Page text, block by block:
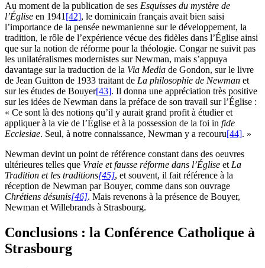
Au moment de la publication de ses Esquisses du mystère de
l’Église en 1941[42], le dominicain français avait bien saisi
l’importance de la pensée newmanienne sur le développement, la
tradition, le rôle de l’expérience vécue des fidèles dans l’Église ainsi
que sur la notion de réforme pour la théologie. Congar ne suivit pas
les unilatéralismes modernistes sur Newman, mais s’appuya
davantage sur la traduction de la Via Media de Gondon, sur le livre
de Jean Guitton de 1933 traitant de La philosophie de Newman et
sur les études de Bouyer[43]. Il donna une appréciation très positive
sur les idées de Newman dans la préface de son travail sur l’Église :
« Ce sont là des notions qu’il y aurait grand profit à étudier et
appliquer à la vie de l’Église et à la possession de la foi in fide
Ecclesiae. Seul, à notre connaissance, Newman y a recouru[44]. »
Newman devint un point de référence constant dans des oeuvres
ultérieures telles que Vraie et fausse réforme dans l’Église etLa
Tradition et les traditions[45], et souvent, il fait référence à la
réception de Newman par Bouyer, comme dans son ouvrage
Chrétiens désunis[46]. Mais revenons à la présence de Bouyer,
Newman et Willebrands à Strasbourg.
Conclusions : la Conférence Catholique à
Strasbourg